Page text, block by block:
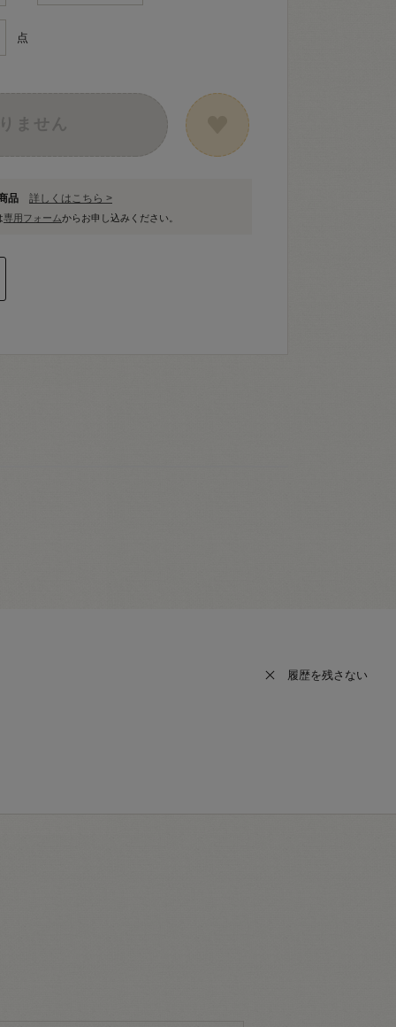
点
品 詳しくはこちら >
専用フォームからお申し込みください。
履歴を残さない